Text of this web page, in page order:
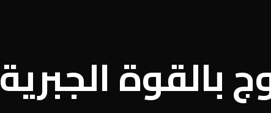
بالقوة الجبرية